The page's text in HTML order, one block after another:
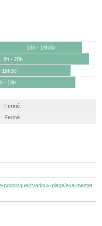
13h - 19h30
8h - 20h
18h30
- 19h
Fermé
Fermé
podologue/rivedoux-plage/eva-memet